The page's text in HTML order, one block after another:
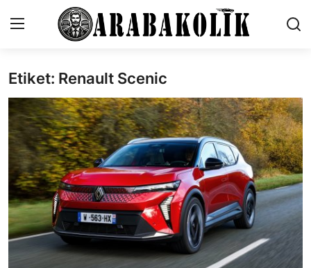
İletişim
Genel
Karşılaştırmalar
Testler
Markalar
Öneriler
Etiket: Renault Scenic